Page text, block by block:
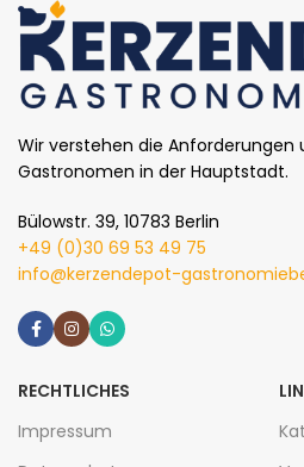
Wir verstehen die Anforderungen
Gastronomen in der Hauptstadt.
Bülowstr. 39, 10783 Berlin
+49 (0)30 69 53 49 75
info@kerzendepot-
RECHTLICHES
Impressum